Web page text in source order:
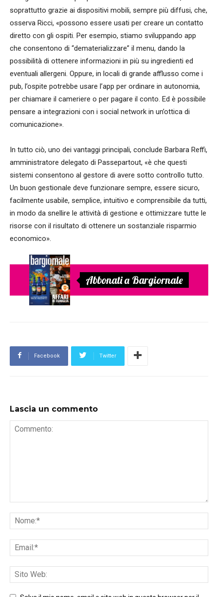
soprattutto grazie ai dispositivi mobili, sempre più diffusi, che,
osserva Ricci, «possono essere usati per creare un contatto
diretto con gli ospiti. Per esempio, stiamo sviluppando app
che consentono di “dematerializzare” il menu, dando la
possibilità di ottenere informazioni in più su ingredienti ed
eventuali allergeni. Oppure, in locali di grande afflusso come i
pub, l’ospite potrebbe usare l’app per ordinare in autonomia,
per chiamare il cameriere o per pagare il conto. Ed è possibile
pensare a integrazioni con i social network in un’ottica di
comunicazione».
In tutto ciò, uno dei vantaggi principali, conclude Barbara Reffi,
amministratore delegato di Passepartout, «è che questi
sistemi consentono al gestore di avere sotto controllo tutto.
Un buon gestionale deve funzionare sempre, essere sicuro,
facilmente usabile, semplice, intuitivo e comprensibile da tutti,
in modo da snellire le attività di gestione e ottimizzare tutte le
risorse con il risultato di ottenere un sostanziale risparmio
economico».
Abbonati a Bargiornale
Facebook Twitter
Lascia un commento